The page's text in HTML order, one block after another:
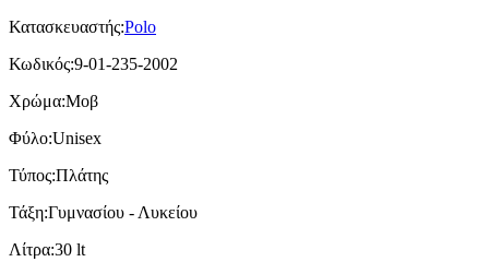
Κατασκευαστής:Polo
Κωδικός:9-01-235-2002
Χρώμα:Μοβ
Φύλο:Unisex
Τύπος:Πλάτης
Τάξη:Γυμνασίου - Λυκείου
Λίτρα:30 lt